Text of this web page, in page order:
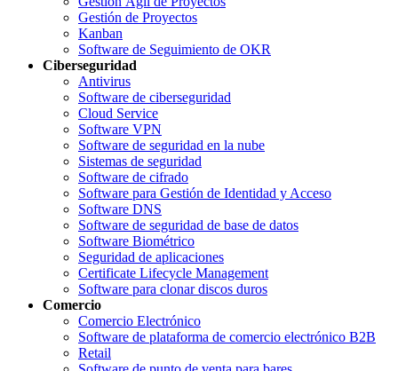
Gestión de Proyectos
Kanban
Software de Seguimiento de OKR
Ciberseguridad
Antivirus
Software de ciberseguridad
Cloud Service
Software VPN
Software de seguridad en la nube
Sistemas de seguridad
Software de cifrado
Software para Gestión de Identidad y Acceso
Software DNS
Software de seguridad de base de datos
Software Biométrico
Seguridad de aplicaciones
Certificate Lifecycle Management
Software para clonar discos duros
Comercio
Comercio Electrónico
Software de plataforma de comercio electrónico B2B
Retail